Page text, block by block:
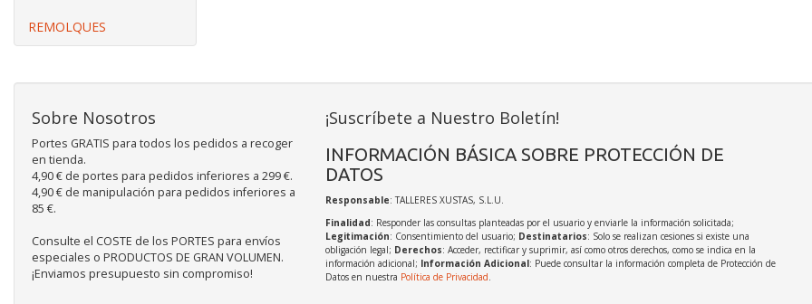
REMOLQUES
Sobre Nosotros
Portes GRATIS para todos los pedidos a recoger
en tienda.
4,90 € de portes para pedidos inferiores a 299 €.
4,90 € de manipulación para pedidos inferiores a
85 €.
Consulte el COSTE de los PORTES para envíos
especiales o PRODUCTOS DE GRAN VOLUMEN.
¡Enviamos presupuesto sin compromiso!
¡Suscríbete a Nuestro Boletín!
INFORMACIÓN BÁSICA SOBRE PROTECCIÓN DE
DATOS
Responsable: TALLERES XUSTAS, S.L.U.
Finalidad: Responder las consultas planteadas por el usuario y enviarle la información solicitada;
Legitimación: Consentimiento del usuario; Destinatarios: Solo se realizan cesiones si existe una
obligación legal; Derechos: Acceder, rectificar y suprimir, así como otros derechos, como se indica en la
información adicional; Información Adicional: Puede consultar la información completa de Protección de
Datos en nuestra Política de Privacidad.